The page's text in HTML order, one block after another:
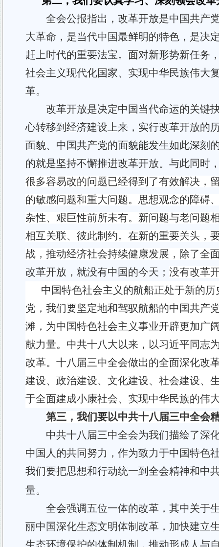
全会公报指出， 改革开放是中国共产
大革命，是当代中国最鲜明的特色，是决
赶上时代的重要法宝。面对新形势新任务
社会主义现代化国家、实现中华民族伟大
革。
改革开放是决定中国当代命运的关键
心转移到经济建设上来，实行改革开放的
面貌、中国共产党的面貌能发生如此深刻
的就是坚持不懈推进改革开放。 与此同时
很多容易改的问题已经得到了有效解决，
的敏感问题和重大问题。思想观念的障碍
杂性、艰巨性前所未有。新问题与老问题
相互关联、彼此制约。在新的重要关头，
战，推动经济社会持续健康发展，除了全
改革开放，就没有中国的今天 ； 没有改革
中国特色社会主义的航船正处于新的
党，我们要坚定地和驾驭航船的中国共产
滩，为中国特色社会主义事业开辟更加广
献力量。中共十八大以来，以习近平同志
改革。十八届三中全会做出的全面深化改
建设、政治建设、文化建设、社会建设、
于全面建成小康社会、实现中华民族的伟
第三，我们要以中共十八届三中全会
中共十八届三中全会为我们描绘了深
中国人的共同努力，作为致力于中国特色
我们要把思想和行动统一到全会精神和中
量。
全会强调五位一体的改革，其中关于
丽中国深化生态文明体制改革，加快建立
生态环境保护的体制机制，推动形成人与